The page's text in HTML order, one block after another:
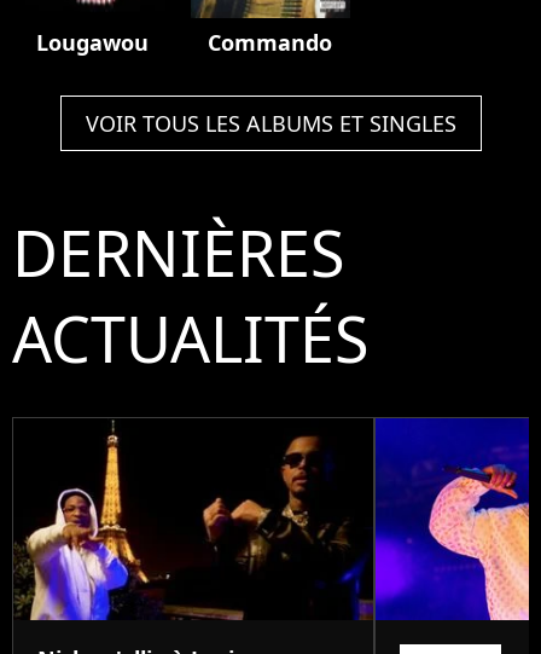
Lougawou Commando
VOIR TOUS LES ALBUMS ET SINGLES
DERNIÈRES
ACTUALITÉS